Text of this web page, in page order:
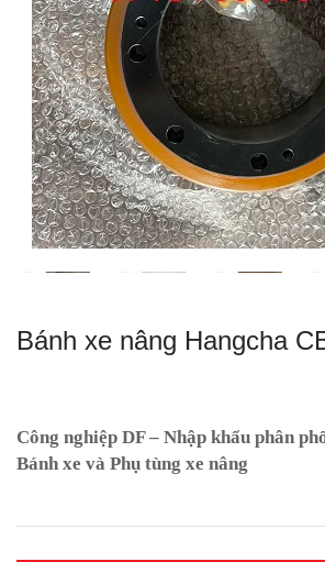
Bánh xe nâng Hangcha
Công nghiệp DF – Nhập khẩu phân
Bánh xe và Phụ tùng xe nâng